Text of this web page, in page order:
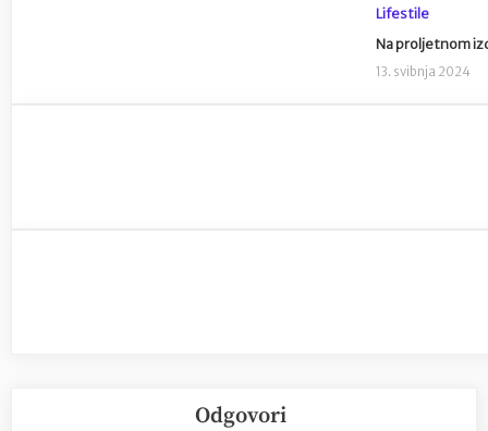
Lifestile
Na proljetnom
13. svibnja 2024
Odgovori